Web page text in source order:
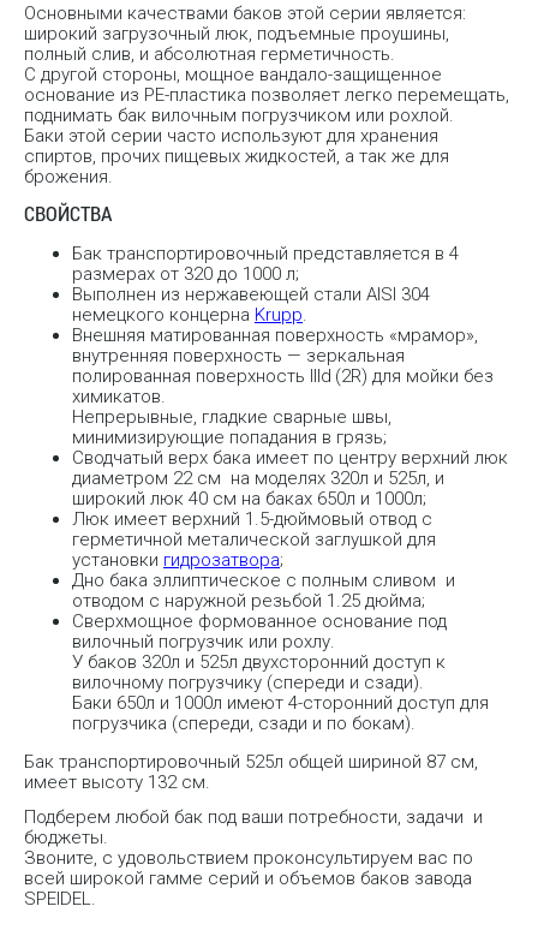
Основными качествами баков этой серии является:
широкий загрузочный люк, подъемные проушины,
полный слив, и абсолютная герметичность.
С другой стороны, мощное вандало-защищенное
основание из PE-пластика позволяет легко перемещать,
поднимать бак вилочным погрузчиком или рохлой.
Баки этой серии часто используют для хранения
спиртов, прочих пищевых жидкостей, а так же для
брожения.
СВОЙСТВА
Бак транспортировочный представляется в 4
размерах от 320 до 1000 л;
Выполнен из нержавеющей стали AISI 304
немецкого концерна Krupp.
Внешняя матированная поверхность «мрамор»,
внутренняя поверхность — зеркальная
полированная поверхность IIId (2R) для мойки без
химикатов.
Непрерывные, гладкие сварные швы,
минимизирующие попадания в грязь;
Сводчатый верх бака имеет по центру верхний люк
диаметром 22 см на моделях 320л и 525л, и
широкий люк 40 см на баках 650л и 1000л;
Люк имеет верхний 1.5-дюймовый отвод с
герметичной металической заглушкой для
установки гидрозатвора;
Дно бака эллиптическое с полным сливом и
отводом с наружной резьбой 1.25 дюйма;
Сверхмощное формованное основание под
вилочный погрузчик или рохлу.
У баков 320л и 525л двухсторонний доступ к
вилочному погрузчику (спереди и сзади).
Баки 650л и 1000л имеют 4-сторонний доступ для
погрузчика (спереди, сзади и по бокам).
Бак транспортировочный 525л общей шириной 87 см,
имеет высоту 132 см.
Подберем любой бак под ваши потребности, задачи и
бюджеты.
Звоните, с удовольствием проконсультируем вас по
всей широкой гамме серий и объемов баков завода
SPEIDEL.